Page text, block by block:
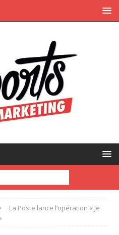
La Poste lance l’opération « Je